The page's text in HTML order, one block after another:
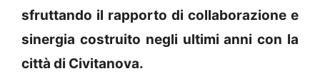
sfruttando il rapporto di collaborazione e
sinergia costruito negli ultimi anni con la
città di Civitanova.